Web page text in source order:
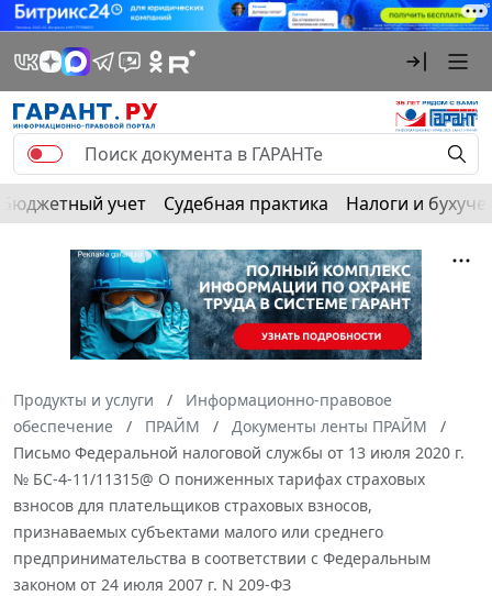
Бюджетный учет Судебная практика Налоги и
Продукты и услуги
Информационно-правовое
обеспечение
ПРАЙМ
Документы ленты ПРАЙМ
Письмо Федеральной налоговой службы от 13 июля 2020 г.
№ БС-4-11/11315@ О пониженных тарифах страховых
взносов для плательщиков страховых взносов,
признаваемых субъектами малого или среднего
предпринимательства в соответствии с Федеральным
законом от 24 июля 2007 г. N 209-ФЗ